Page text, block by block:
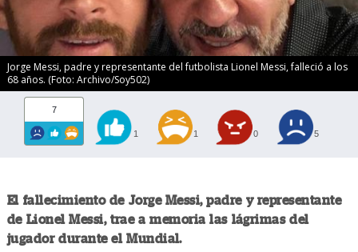
Jorge Messi, padre y representante del futbolista Lionel Messi, falleció a los
68 años. (Foto: Archivo/Soy502)
7
1 1 0 5
El fallecimiento de Jorge Messi, padre y representante
de Lionel Messi, trae a memoria las lágrimas del
jugador durante el Mundial.